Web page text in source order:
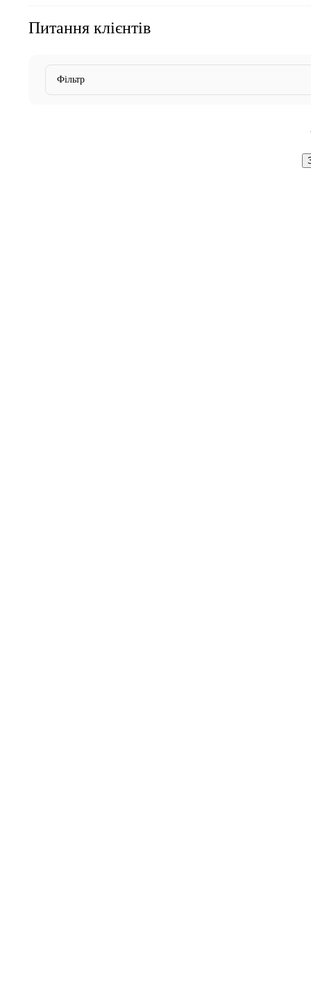
Питання клієнтів
Фільтр